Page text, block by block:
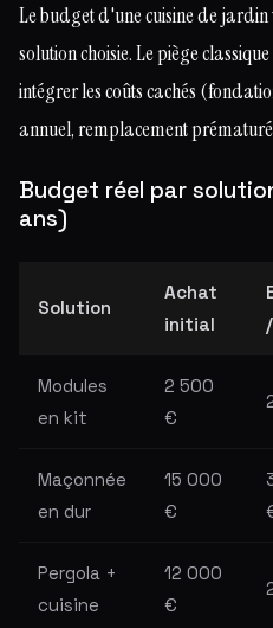
Le budget d'une cuisine de
solution choisie. Le piège
intégrer les coûts cachés
annuel, remplacement
Budget réel par
ans)
Solution
Achat
initial
Modules
en kit
2 500
€
Maçonnée
en dur
15 000
€
Pergola +
cuisine
12 000
€